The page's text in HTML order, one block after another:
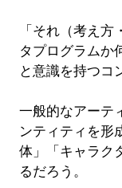
「それ（考え
タプログラムか
と意識を持つコ
一般的なアーテ
ンティティを形
体」「キャラク
るだろう。